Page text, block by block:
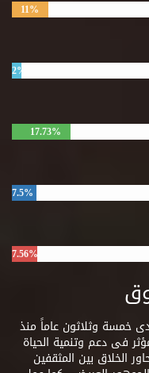
11%
2%
17.73%
7.5%
7.56%
خمسة وثلاثون عاماً منذ
ومؤثر فى دعم وتنمية الحياة
الخلاق بين المثقفين